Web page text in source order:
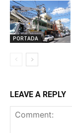
PORTADA
LEAVE A REPLY